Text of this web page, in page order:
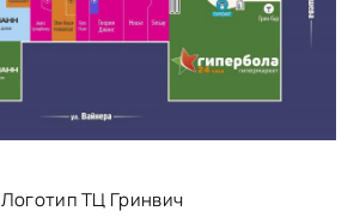
Логотип ТЦ Гринвич